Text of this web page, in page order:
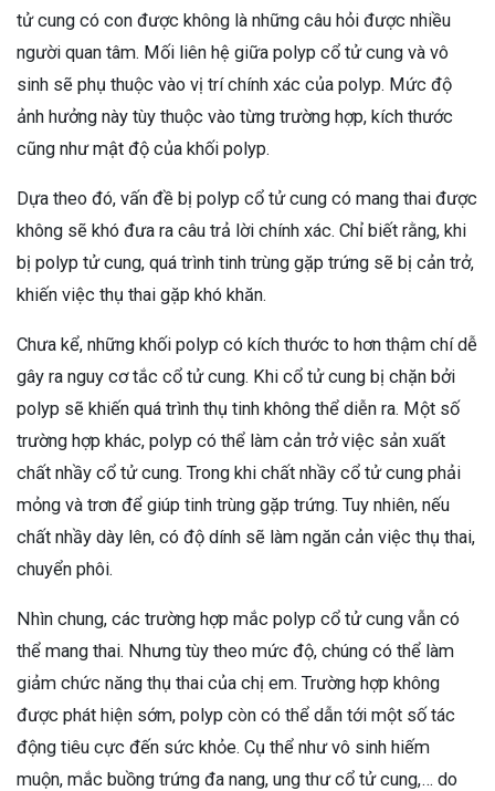
tử cung có con được không là những câu hỏi được nhiều
người quan tâm. Mối liên hệ giữa polyp cổ tử cung và vô
sinh sẽ phụ thuộc vào vị trí chính xác của polyp. Mức độ
ảnh hưởng này tùy thuộc vào từng trường hợp, kích thước
cũng như mật độ của khối polyp.
Dựa theo đó, vấn đề bị polyp cổ tử cung có mang thai được
không sẽ khó đưa ra câu trả lời chính xác. Chỉ biết rằng, khi
bị polyp tử cung, quá trình tinh trùng gặp trứng sẽ bị cản trở,
khiến việc thụ thai gặp khó khăn.
Chưa kể, những khối polyp có kích thước to hơn thậm chí dễ
gây ra nguy cơ tắc cổ tử cung. Khi cổ tử cung bị chặn bởi
polyp sẽ khiến quá trình thụ tinh không thể diễn ra. Một số
trường hợp khác, polyp có thể làm cản trở việc sản xuất
chất nhầy cổ tử cung. Trong khi chất nhầy cổ tử cung phải
mỏng và trơn để giúp tinh trùng gặp trứng. Tuy nhiên, nếu
chất nhầy dày lên, có độ dính sẽ làm ngăn cản việc thụ thai,
chuyển phôi.
Nhìn chung, các trường hợp mắc polyp cổ tử cung vẫn có
thể mang thai. Nhưng tùy theo mức độ, chúng có thể làm
giảm chức năng thụ thai của chị em. Trường hợp không
được phát hiện sớm, polyp còn có thể dẫn tới một số tác
động tiêu cực đến sức khỏe. Cụ thể như vô sinh hiếm
muộn, mắc buồng trứng đa nang, ung thư cổ tử cung,… do